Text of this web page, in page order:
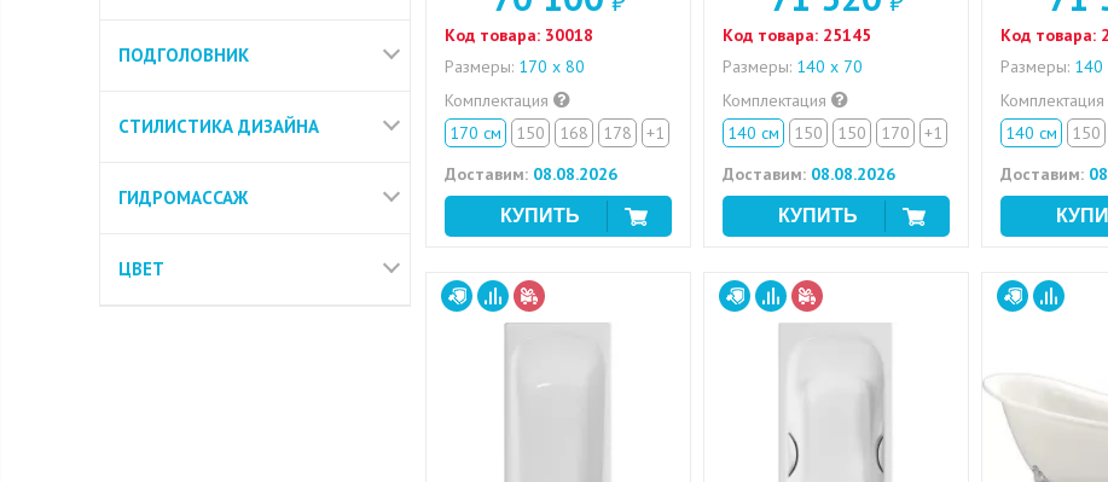
ПОДГОЛОВНИК
СТИЛИСТИКА ДИЗАЙНА
ГИДРОМАССАЖ
ЦВЕТ
Код товара: 30018
Размеры: 170 х 80
Комплектация
170 см
150 168 178
+1
Доставим: 08.08.2026
Код товара: 25145
Размеры: 140 х 70
Комплектация
140 см
150 150 170
+1
Доставим: 08.08.2026
Код товара:
Размеры: 140
Комплектация
140 см
150
Доставим: